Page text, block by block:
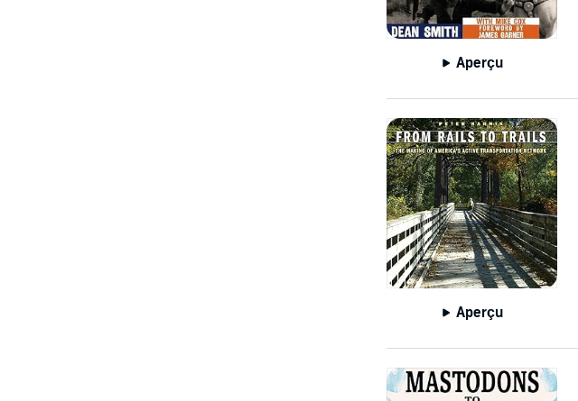
Aperçu
Aperçu